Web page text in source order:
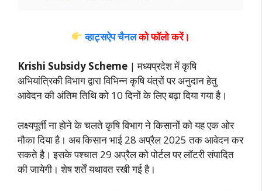
व्हाट्सऐप चैनलको फॉलो करें।
Krishi Subsidy Scheme | मध्यप्रदेश में कृषि
अभियांत्रिकी विभाग द्वारा विभिन्न कृषि यंत्रों पर अनुदान हेतु
आवेदन की अंतिम तिथि को 10 दिनों के लिए बढ़ा दिया गया है।
लक्ष्यपूर्ती ना होने के चलते कृषि विभाग ने किसानों को यह एक ओर
मौका दिया है। अब किसान भाई 28 अप्रैल 2025 तक आवेदन कर
सकते है। इसके पश्चात 29 अप्रैल को पोर्टल पर लॉटरी संपादित
की जायेगी। शेष शर्तें यथावत रखी गई है।